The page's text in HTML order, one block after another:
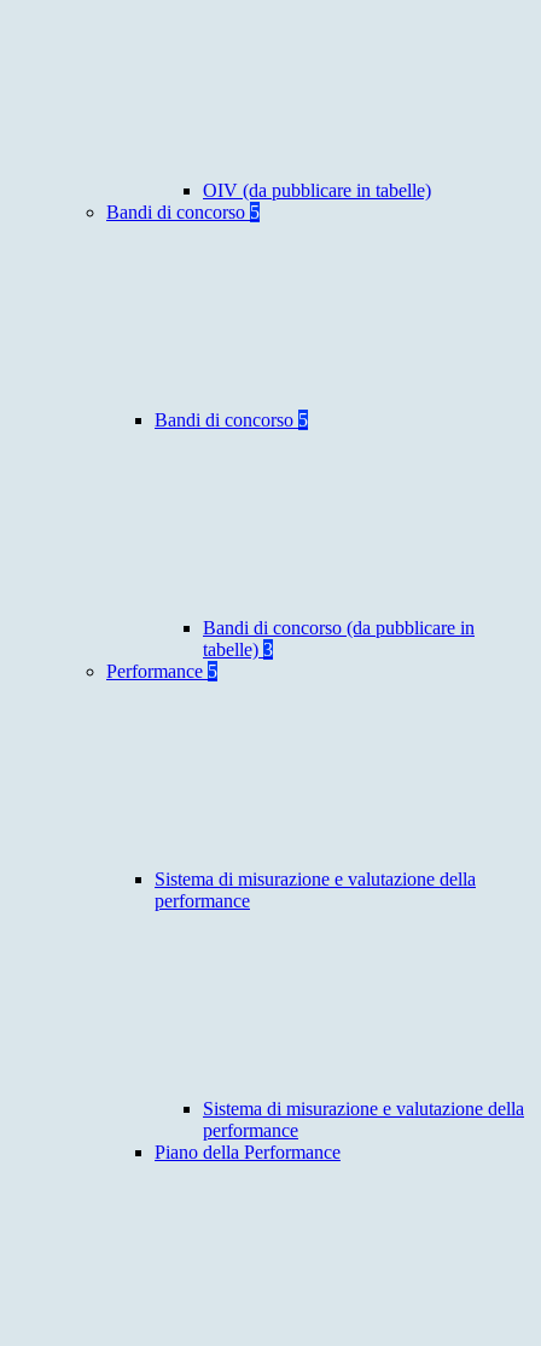
OIV (da pubblicare in tabelle)
Bandi di concorso 5
Bandi di concorso 5
Bandi di concorso (da pubblicare in
tabelle) 3
Performance 5
Sistema di misurazione e valutazione della
performance
Sistema di misurazione e valutazione della
performance
Piano della Performance